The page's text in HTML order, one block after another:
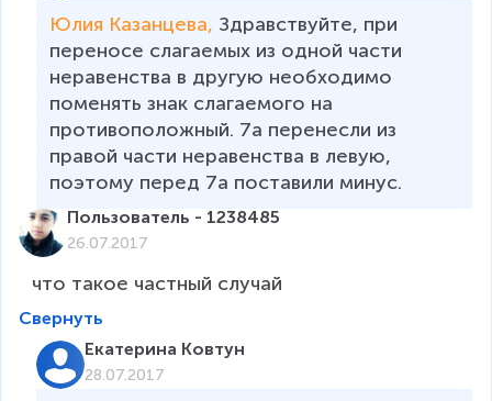
Юлия Казанцева, Здравствуйте, при
переносе слагаемых из одной части
неравенства в другую необходимо
поменять знак слагаемого на
противоположный. 7а перенесли из
правой части неравенства в левую,
поэтому перед 7а поставили минус.
Пользователь - 1238485
26.07.2017
Свернуть
Екатерина Ковтун
28.07.2017